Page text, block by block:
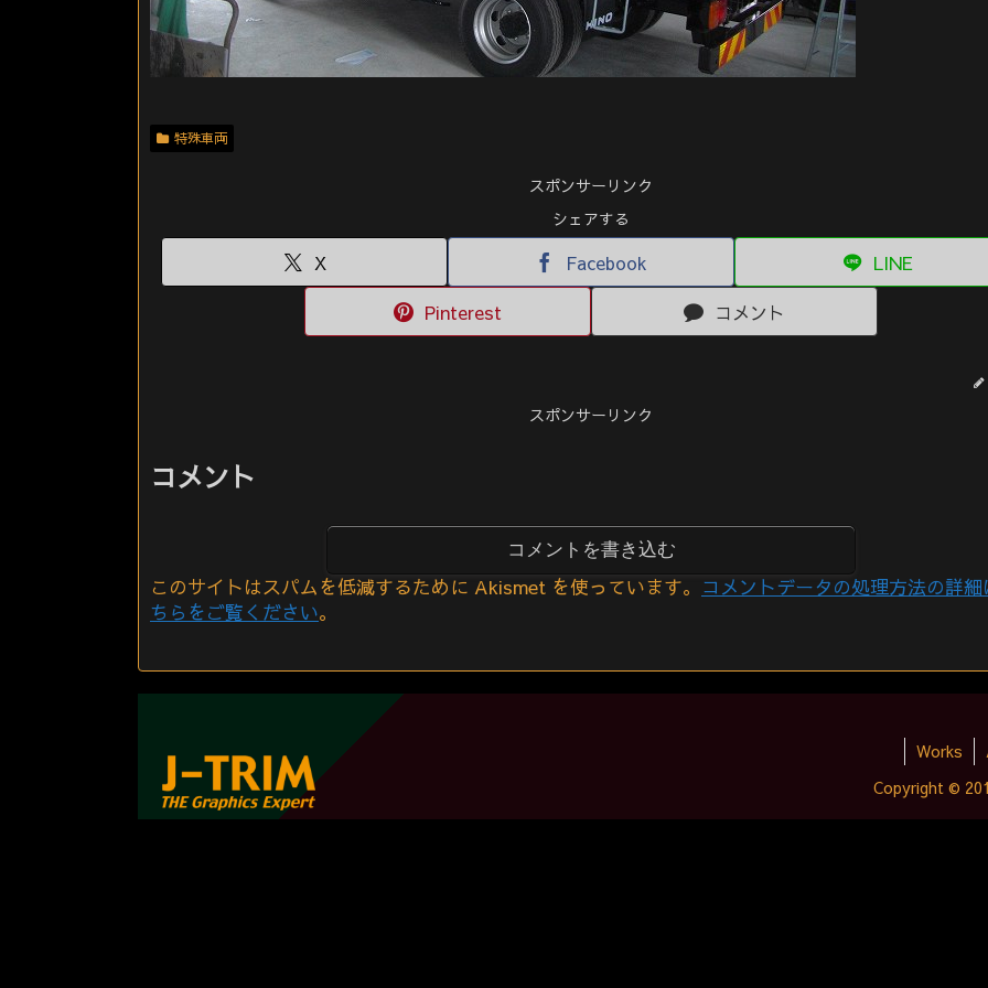
特殊車両
スポンサーリンク
シェアする
X Facebook LINE
Pinterest コメント
スポンサーリンク
コメント
コメントを書き込む
このサイトはスパムを低減するために Akismet を使っています。 コメントデータの処理方法の詳細
ちらをご覧ください。
Works
Copyright ©